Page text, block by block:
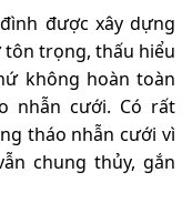
được xây dựng
tôn trọng, thấu hiểu
không hoàn toàn
nhẫn cưới. Có rất
tháo nhẫn cưới vì
chung thủy, gắn